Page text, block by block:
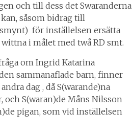
och till dess det Swaranderna
såsom bidrag till
för inställelsen ersätta
i målet med twå RD smt.
om Ingrid Katarina
sammanaflade barn, finner
dag , då S(warande)na
S(waran)de Måns Nilsson
pigan, som vid inställelsen